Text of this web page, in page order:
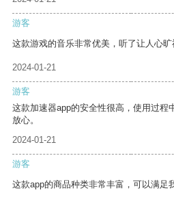
游客
这款游戏的音乐非常优美，听了让人心旷
2024-01-21
游客
这款加速器app的安全性很高，使用过程
放心。
2024-01-21
游客
这款app的商品种类非常丰富，可以满足